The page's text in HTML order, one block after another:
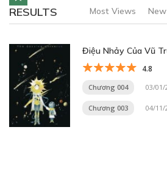
RESULTS
Most Views New
Điệu Nhảy Của Vũ
4.8
Chương 004 03/01/
Chương 003 04/11/